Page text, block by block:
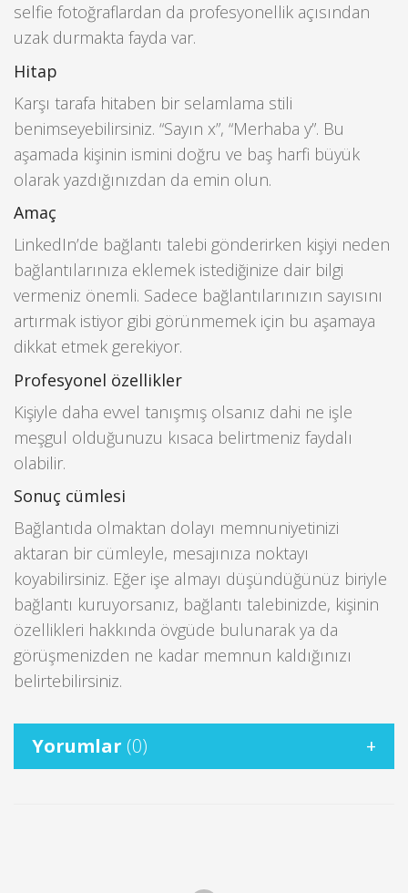
selfie fotoğraflardan da profesyonellik açısından
uzak durmakta fayda var.
Hitap
Karşı tarafa hitaben bir selamlama stili
benimseyebilirsiniz. “Sayın x”, “Merhaba y”. Bu
aşamada kişinin ismini doğru ve baş harfi büyük
olarak yazdığınızdan da emin olun.
Amaç
LinkedIn’de bağlantı talebi gönderirken kişiyi neden
bağlantılarınıza eklemek istediğinize dair bilgi
vermeniz önemli. Sadece bağlantılarınızın sayısını
artırmak istiyor gibi görünmemek için bu aşamaya
dikkat etmek gerekiyor.
Profesyonel özellikler
Kişiyle daha evvel tanışmış olsanız dahi ne işle
meşgul olduğunuzu kısaca belirtmeniz faydalı
olabilir.
Sonuç cümlesi
Bağlantıda olmaktan dolayı memnuniyetinizi
aktaran bir cümleyle, mesajınıza noktayı
koyabilirsiniz. Eğer işe almayı düşündüğünüz biriyle
bağlantı kuruyorsanız, bağlantı talebinizde, kişinin
özellikleri hakkında övgüde bulunarak ya da
görüşmenizden ne kadar memnun kaldığınızı
belirtebilirsiniz.
Yorumlar (0)